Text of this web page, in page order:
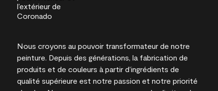
Nous croyons au pouvoir transformateur de notre
peinture. Depuis des générations, la fabrication de
produits et de couleurs à partir d’ingrédients de
qualité supérieure est notre passion et notre priorité